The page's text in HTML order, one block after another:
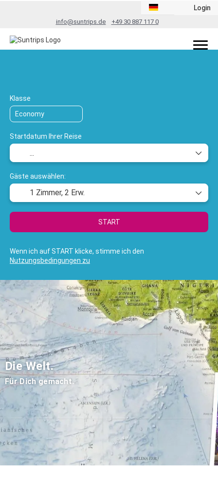
info@suntrips.de +49 30 887 117 0
Login
Die Welt.
Für Dich gemacht.
Klasse
Startdatum Ihrer Reise
Gäste auswählen:
1 Zimmer, 2 Erw.
START
Wenn ich auf START klicke, stimme ich den
Nutzungsbedingungen zu